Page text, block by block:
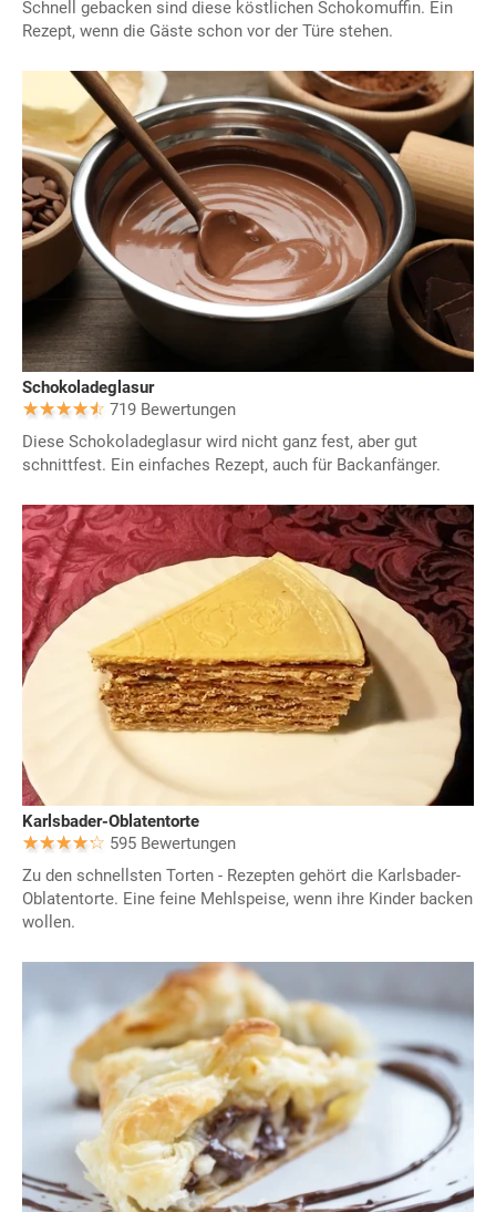
Schnell gebacken sind diese köstlichen Schokomuffin. Ein
Rezept, wenn die Gäste schon vor der Türe stehen.
Schokoladeglasur
719 Bewertungen
Diese Schokoladeglasur wird nicht ganz fest, aber gut
schnittfest. Ein einfaches Rezept, auch für Backanfänger.
Karlsbader-Oblatentorte
595 Bewertungen
Zu den schnellsten Torten - Rezepten gehört die Karlsbader-
Oblatentorte. Eine feine Mehlspeise, wenn ihre Kinder backen
wollen.